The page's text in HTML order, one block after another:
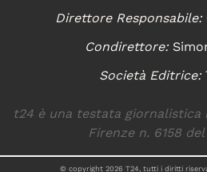
Direttore Responsabile:
Condirettore:
Società Editrice:
t24 è una testata giornalistica
Firenze n. 6158 del
© copyright 2026 T24, tutti i diritti